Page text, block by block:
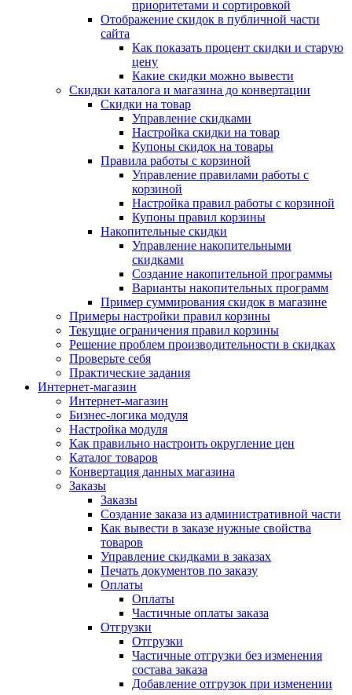
приоритетами и сортировкой
Отображение скидок в публичной части
сайта
Как показать процент скидки и старую
цену
Какие скидки можно вывести
Скидки каталога и магазина до конвертации
Скидки на товар
Управление скидками
Настройка скидки на товар
Купоны скидок на товары
Правила работы с корзиной
Управление правилами работы с
корзиной
Настройка правил работы с корзиной
Купоны правил корзины
Накопительные скидки
Управление накопительными
скидками
Создание накопительной программы
Варианты накопительных программ
Пример суммирования скидок в магазине
Примеры настройки правил корзины
Текущие ограничения правил корзины
Решение проблем производительности в скидках
Проверьте себя
Практические задания
Интернет-магазин
Интернет-магазин
Бизнес-логика модуля
Настройка модуля
Как правильно настроить округление цен
Каталог товаров
Конвертация данных магазина
Заказы
Заказы
Создание заказа из административной части
Как вывести в заказе нужные свойства
товаров
Управление скидками в заказах
Печать документов по заказу
Оплаты
Оплаты
Частичные оплаты заказа
Отгрузки
Отгрузки
Частичные отгрузки без изменения
состава заказа
Добавление отгрузок при изменении